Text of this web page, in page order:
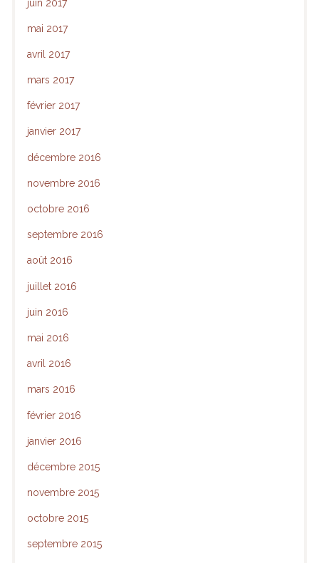
juin 2017
mai 2017
avril 2017
mars 2017
février 2017
janvier 2017
décembre 2016
novembre 2016
octobre 2016
septembre 2016
août 2016
juillet 2016
juin 2016
mai 2016
avril 2016
mars 2016
février 2016
janvier 2016
décembre 2015
novembre 2015
octobre 2015
septembre 2015